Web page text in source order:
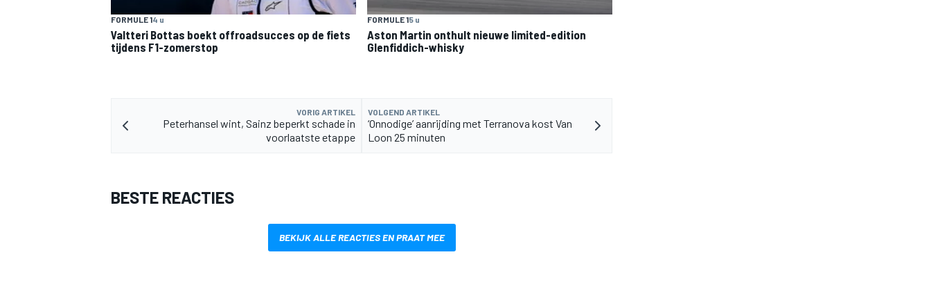
FORMULE 14 u
Valtteri Bottas boekt offroadsucces op de fiets
tijdens F1-zomerstop
FORMULE 15 u
Aston Martin onthult nieuwe limited-edition
Glenfiddich-whisky
VORIG ARTIKEL
Peterhansel wint, Sainz beperkt schade in
voorlaatste etappe
VOLGEND ARTIKEL
‘Onnodige’ aanrijding met Terranova kost Van
Loon 25 minuten
BESTE REACTIES
BEKIJK ALLE REACTIES EN PRAAT MEE